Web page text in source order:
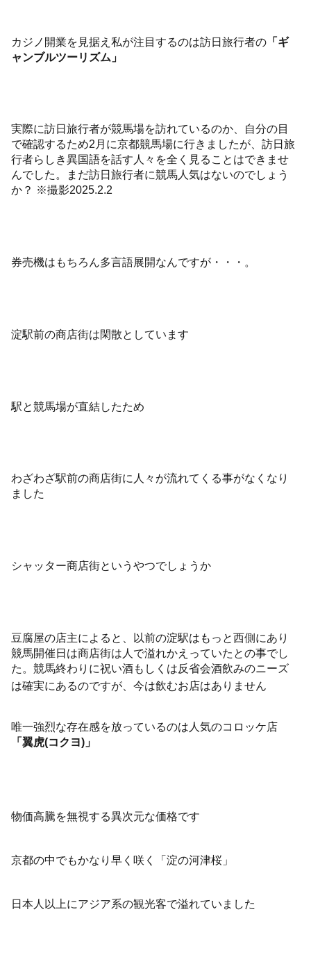
カジノ開業を見据え私が注目するのは訪日旅行者の 「ギ
ャンブルツーリズム」
実際に訪日旅行者が競馬場を訪れているのか、自分の目
で確認するため2月に京都競馬場に行きましたが、訪日旅
行者らしき異国語を話す人々を全く見ることはできませ
んでした。まだ訪日旅行者に競馬人気はないのでしょう
か？ ※撮影2025.2.2
券売機はもちろん多言語展開なんですが・・・。
淀駅前の商店街は閑散としています
駅と競馬場が直結したため
わざわざ駅前の商店街に人々が流れてくる事がなくなり
ました
シャッター商店街というやつでしょうか
豆腐屋の店主によると、以前の淀駅はもっと西側にあり
競馬開催日は商店街は人で溢れかえっていたとの事でし
た。競馬終わりに祝い酒もしくは反省会酒飲みのニーズ
は確実にあるのですが、今は飲むお店はありません
唯一強烈な存在感を放っているのは人気のコロッケ店
「翼虎(コクヨ)」
物価高騰を無視する異次元な価格です
京都の中でもかなり早く咲く「淀の河津桜」
日本人以上にアジア系の観光客で溢れていました